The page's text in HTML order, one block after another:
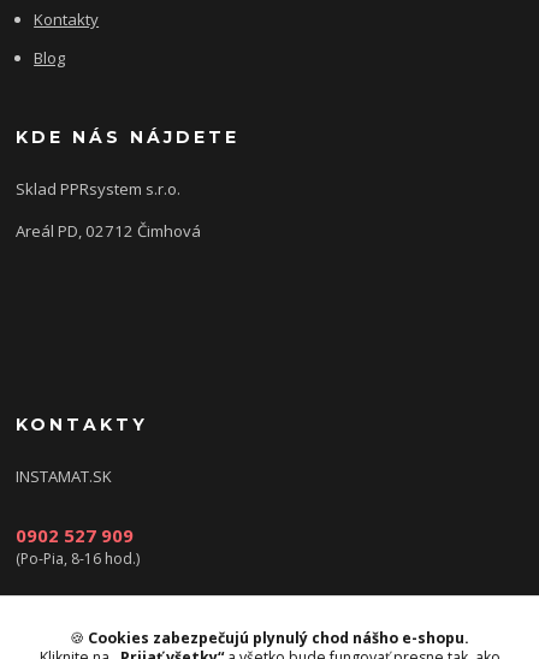
Kontakty
Blog
KDE NÁS NÁJDETE
Sklad PPRsystem s.r.o.
Areál PD, 02712 Čimhová
KONTAKTY
INSTAMAT.SK
0902 527 909
(Po-Pia, 8-16 hod.)
info@instamat.sk
🍪 Cookies zabezpečujú plynulý chod nášho e-shopu.